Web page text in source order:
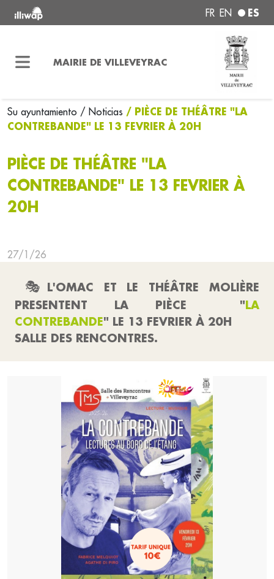
FR EN ES
MAIRIE DE VILLEVEYRAC
Su ayuntamiento / Noticias / PIÈCE DE THÉÂTRE "LA
CONTREBANDE" LE 13 FEVRIER À 20H
PIÈCE DE THÉÂTRE "LA
CONTREBANDE" LE 13 FEVRIER À
20H
27/1/26
🎭 L'OMAC ET LE THÉÂTRE MOLIÈRE
PRESENTENT LA PIÈCE "LA
CONTREBANDE" LE 13 FEVRIER À 20H
SALLE DES RENCONTRES.